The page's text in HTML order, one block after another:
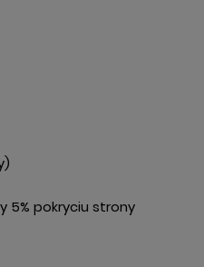
5% pokryciu strony